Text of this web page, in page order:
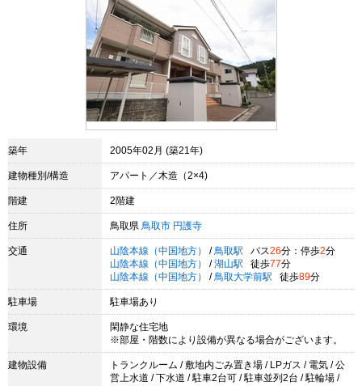
築年 2005年02月 (築21年)
建物種別/構造 アパート／木造（2×4)
階建 2階建
住所 鳥取県 鳥取市 円護寺
交通 山陰本線（中国地方） / 鳥取駅 バス26分：停歩2分
山陰本線（中国地方）
/ 湖山駅 徒歩77分
山陰本線（中国地方）
/ 鳥取大学前駅 徒歩89分
駐車場 駐車場あり
環境
閑静な住宅地
※部屋・階数により設備が異なる場合がございます。
建物設備
トランクルーム / 敷地内ごみ置き場 / LPガス / 電気 / 公
営上水道 / 下水道 / 駐車2台可 / 駐車並列2台 / 駐輪場 /